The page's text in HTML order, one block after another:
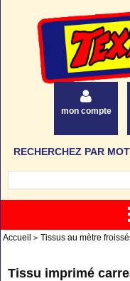
mon compte
RECHERCHEZ PAR
Accueil Tissus au mètre
Tissu imprimé